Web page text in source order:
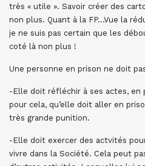
très « utile ». Savoir créer des
non plus. Quant à la FP…Vue la
je ne suis pas certain que les
coté là non plus !
Une personne en prison ne doit
-Elle doit réfléchir à ses actes, en
pour cela, qu’elle doit aller en
très grande punition.
-Elle doit exercer des actvités
vivre dans la Société. Cela peut